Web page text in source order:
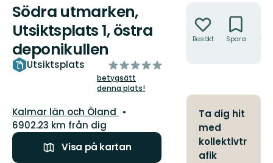
Södra utmarken,
Utsiktsplats 1, östra
deponikullen
Utsiktsplats
av
5
stjärnor
betygsätt
denna plats!
Län:
Kalmar län och Öland
6902.23 km från dig
Visa på kartan
Besökt Spara
Ta dig hit
med
kollektivtr
afik